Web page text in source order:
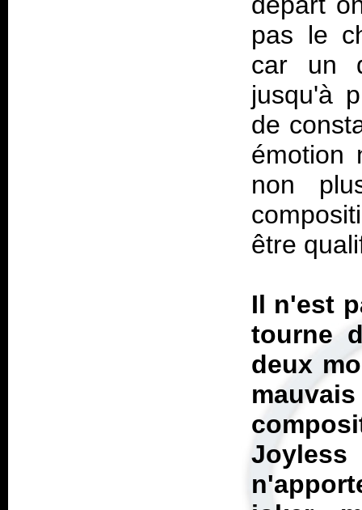
pas le
car un
jusqu'à
de
émotion
non
être
Il n'est
tourne
deux
Joyless